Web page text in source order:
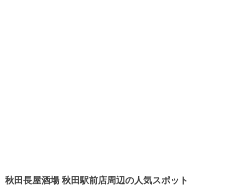
秋田長屋酒場 秋田駅前店周辺の人気スポット